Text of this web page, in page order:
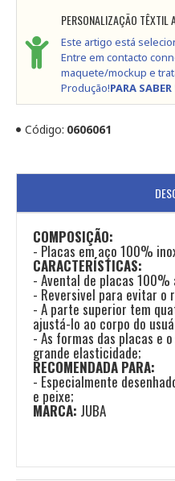
PERSONALIZAÇÃO TÊXTIL
Este artigo está
Entre em contacto
maquete/mockup e
Produção!PARA
Código: 0606061
COMPOSIÇÃO:
- Placas em aço 100%
CARACTERÍSTICAS:
- Avental de placas 100%
- Reversivel para evitar o
- A parte superior tem
ajustá-lo ao corpo do
- As formas das placas e
grande elasticidade;
RECOMENDADA PARA:
- Especialmente
e peixe;
MARCA: JUBA